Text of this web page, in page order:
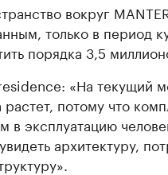
вокруг
только в период
порядка 3,5
«На текущий
потому что
в эксплуатацию
архитектуру,